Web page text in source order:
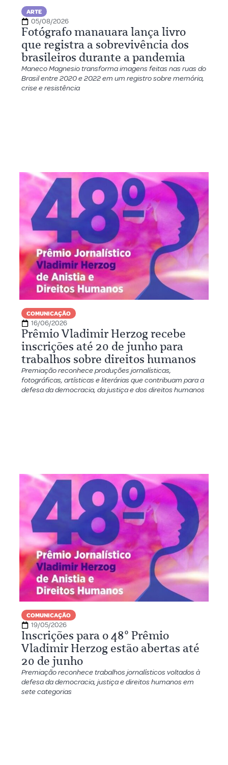
ARTE
05/08/2026
Fotógrafo manauara lança livro
que registra a sobrevivência dos
brasileiros durante a pandemia
Maneco Magnesio transforma imagens feitas nas ruas do
Brasil entre 2020 e 2022 em um registro sobre memória,
crise e resistência
COMUNICAÇÃO
16/06/2026
Prêmio Vladimir Herzog recebe
inscrições até 20 de junho para
trabalhos sobre direitos humanos
Premiação reconhece produções jornalísticas,
fotográficas, artísticas e literárias que contribuam para a
defesa da democracia, da justiça e dos direitos humanos
COMUNICAÇÃO
19/05/2026
Inscrições para o 48º Prêmio
Vladimir Herzog estão abertas até
20 de junho
Premiação reconhece trabalhos jornalísticos voltados à
defesa da democracia, justiça e direitos humanos em
sete categorias